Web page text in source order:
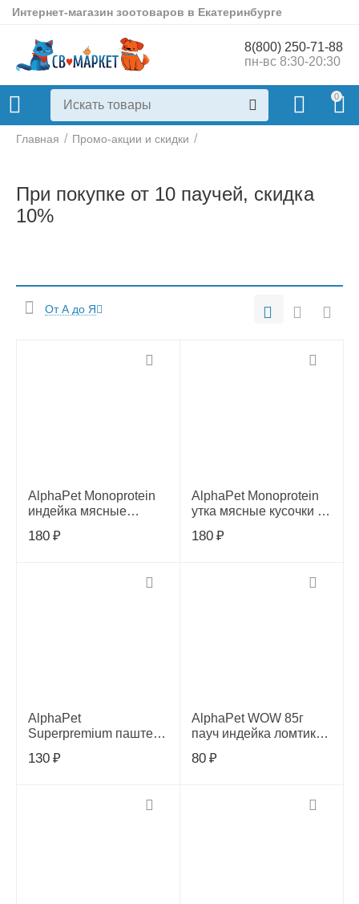
Интернет-магазин зоотоваров в Екатеринбурге
8(800) 250-71-88
пн-вс 8:30-20:30
0
Главная / Промо-акции и скидки /
При покупке от 10 паучей, скидка
10%
От А до Я
AlphaPet Monoprotein
индейка мясные
кошек 80г, 657920
180 ₽
AlphaPet Monoprotein
утка мясные кусочки в
657944
180 ₽
AlphaPet
Superpremium паштет с
гр
130 ₽
AlphaPet WOW 85г
пауч индейка ломтики
кошек, 655209
80 ₽